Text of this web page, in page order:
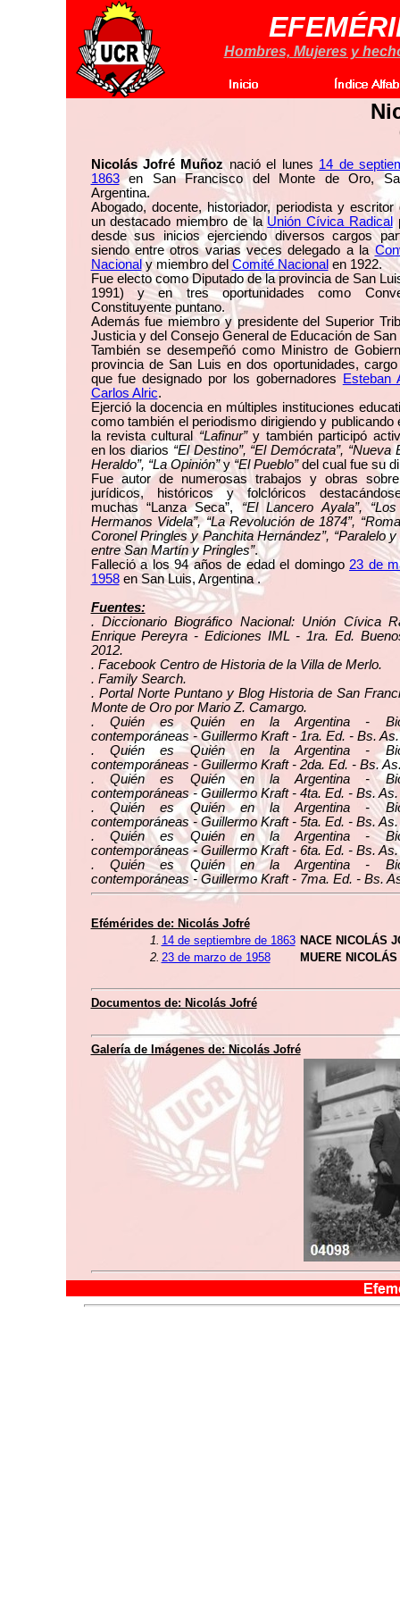
Hombres, Mujeres y
Nicolás Jofré Muñoznació el lunes 14 de
1863en San Francisco del Monte de Oro,
Argentina.
Abogado, docente, historiador, periodista y escritor
un destacado miembro de la Unión Cívica Radical
desde sus inicios ejerciendo diversos cargos
siendo entre otros varias veces delegado a la
Nacionaly miembro del Comité Nacional en 1922.
Fue electo como Diputado de la provincia de San
1991) y en tres oportunidades como
Constituyente puntano.
Además fue miembro y presidente del Superior
Justicia y del Consejo General de Educación de San
También se desempeñó como Ministro de
provincia de San Luis en dos oportunidades,
que fue designado por los gobernadores
Esteban
Carlos Alric.
Ejerció la docencia en múltiples instituciones
como también el periodismo dirigiendo y publicando
la revista cultural “Lafinur”y también participó
en los diarios “El Destino”, “El Demócrata”, “Nueva
Heraldo”, “La Opinión”y “El Pueblo”del cual fue su
Fue autor de numerosas trabajos y obras
jurídicos, históricos y folclóricos
muchas “Lanza Seca”,“El Lancero Ayala”,
Hermanos Videla”, “La Revolución de 1874”,
Coronel Pringles y Panchita Hernández”, “Paralelo y
entre San Martín y Pringles”.
Falleció a los 94 años de edad el domingo 23 de
1958en San Luis, Argentina .
Fuentes:
. Diccionario Biográfico Nacional: Unión Cívica
Enrique Pereyra - Ediciones IML - 1ra. Ed.
2012.
. Facebook Centro de Historia de la Villa de Merlo.
. Family Search.
. Portal Norte Puntano y Blog Historia de San
Monte de Oro por Mario Z. Camargo.
. Quién es Quién en la Argentina -
contemporáneas - Guillermo Kraft - 1ra. Ed. - Bs.
. Quién es Quién en la Argentina -
contemporáneas - Guillermo Kraft - 2da. Ed. - Bs.
. Quién es Quién en la Argentina -
contemporáneas - Guillermo Kraft - 4ta. Ed. - Bs. As.
. Quién es Quién en la Argentina -
contemporáneas - Guillermo Kraft - 5ta. Ed. - Bs. As.
. Quién es Quién en la Argentina -
contemporáneas - Guillermo Kraft - 6ta. Ed. - Bs. As.
. Quién es Quién en la Argentina -
contemporáneas - Guillermo Kraft - 7ma. Ed. - Bs.
Efémérides de: Nicolás Jofré
1. 14 de septiembre de 1863 NACE NICOLÁS
2. 23 de marzo de 1958 MUERE
Documentos de: Nicolás Jofré
Galería de Imágenes de: Nicolás Jofré